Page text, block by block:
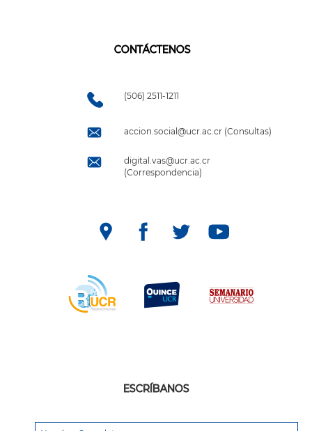
CONTÁCTENOS
(506) 2511-1211
accion.social@ucr.ac.cr (Consultas)
digital.vas@ucr.ac.cr
(Correspondencia)
ESCRÍBANOS